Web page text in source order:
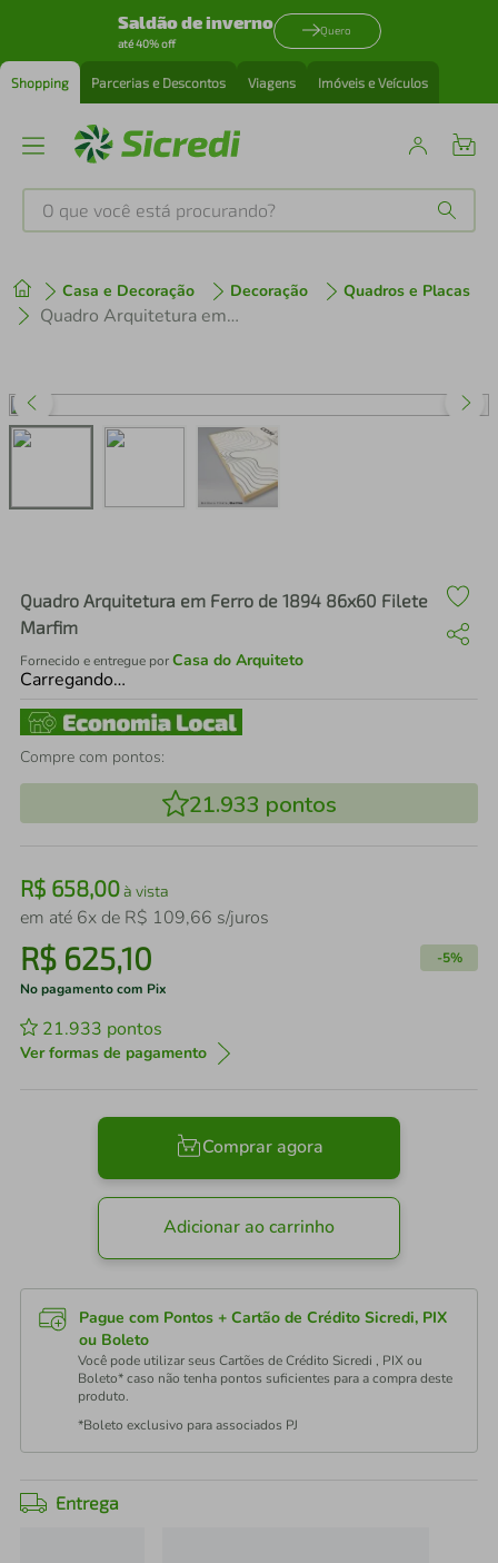
Saldão de inverno
até 40% off
Quero
Shopping Parcerias e Descontos Viagens Imóveis e Veículos
O que você está procurando?
Casa e Decoração Decoração Quadros e Placas
Quadro Arquitetura em Ferro de 1894 86x60 Filete Marfim
Quadro Arquitetura em Ferro de 1894 86x60 Filete
Marfim
Fornecido e entregue porCasa do Arquiteto
Carregando…
Compre com pontos:
21.933 pontos
R$ 658,00à vista
em até 6x de R$ 109,66 s/juros
R$ 625,10 -5%
No pagamento com Pix
21.933 pontos
Ver formas de pagamento
Comprar agora
Adicionar ao carrinho
Pague com Pontos + Cartão de Crédito Sicredi, PIX
ou Boleto
Você pode utilizar seus Cartões de Crédito Sicredi , PIX ou
Boleto* caso não tenha pontos suficientes para a compra deste
produto.
*Boleto exclusivo para associados PJ
Entrega
1º tenis
perfume